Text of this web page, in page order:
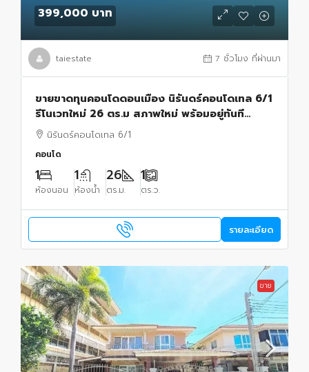
399,000 บาท
taiestate 7 ชั่วโมง ที่ผ่านมา
ขายขาดทุนคอนโดดอนเมือง นิรันดร์คอนโดเทล 6/1
รีโนเวทใหม่ 26 ตร.ม สภาพใหม่ พร้อมอยู่ทันที
เฟอร์นิเจอร์ใหม่ครบใกล้รถไฟฟ้าสีแดง ดอนเมือง
นิรันดร์คอนโดเทล 6/1
คอนโด
1
ห้องนอน
1
ห้องน้ำ
26
ตร.ม.
1
ตร.ว.
รายละเอียด
ขาย